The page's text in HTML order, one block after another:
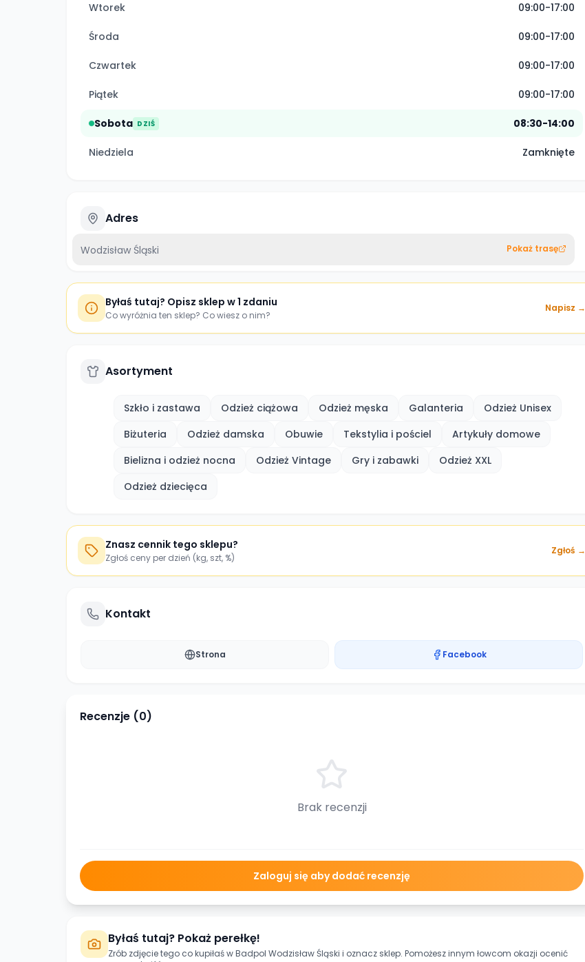
Wtorek 09:00-17:00
Środa 09:00-17:00
Czwartek 09:00-17:00
Piątek 09:00-17:00
Sobota DZIŚ 08:30-14:00
Niedziela Zamknięte
Adres
Wodzisław Śląski Pokaż trasę
Byłaś tutaj? Opisz sklep w 1 zdaniu
Co wyróżnia ten sklep? Co wiesz o nim?
Napisz →
Asortyment
Szkło i zastawa Odzież ciążowa Odzież męska Galanteria
Odzież Unisex
Biżuteria
Odzież damska Obuwie Tekstylia i pościel
Artykuły domowe
Bielizna i odzież nocna
Odzież Vintage Gry i zabawki
Odzież XXL
Odzież dziecięca
Znasz cennik tego sklepu?
Zgłoś ceny per dzień (kg, szt, %)
Zgłoś →
Kontakt
Strona Facebook
Recenzje (0)
Brak recenzji
Zaloguj się aby dodać recenzję
Byłaś tutaj? Pokaż perełkę!
Zrób zdjęcie tego co kupiłaś wBadpol Wodzisław Śląski i oznacz sklep. Pomożesz innym łowcom okazji ocenić